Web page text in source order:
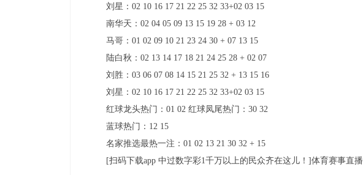
刘星：02 10 16 17 21 22 25 32 33+02 03 15
南华天：02 04 05 09 13 15 19 28 + 03 12
马哥：01 02 09 10 21 23 24 30 + 07 13 15
陆白秋：02 13 14 17 18 21 24 25 28 + 02 07
刘胜：03 06 07 08 14 15 21 25 32 + 13 15 16
刘星：02 10 16 17 21 22 25 32 33+02 03 15
红球龙头热门：01 02 红球凤尾热门：30 32
蓝球热门：12 15
名家推选最热一注：01 02 13 21 30 32 + 15
[扫码下载app 中过数字彩1千万以上的民众齐在这儿！]体育赛事直播